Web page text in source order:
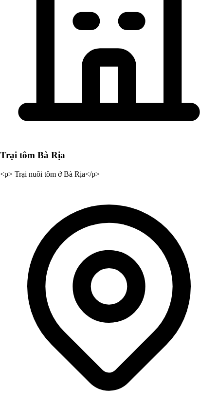
Trại tôm Bà Rịa
<p> Trại nuôi tôm ở Bà Rịa</p>